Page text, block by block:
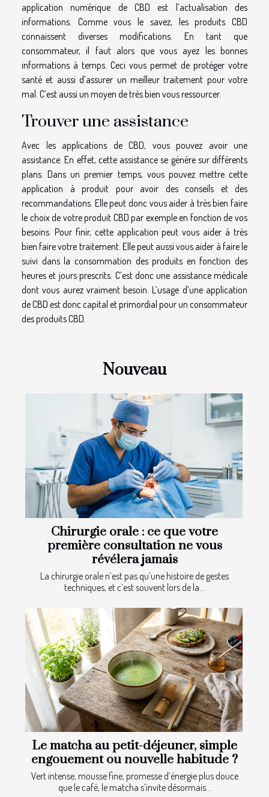
application numérique de CBD est l’actualisation des
informations. Comme vous le savez, les produits CBD
connaissent diverses modifications. En tant que
consommateur, il faut alors que vous ayez les bonnes
informations à temps. Ceci vous permet de protéger votre
santé et aussi d’assurer un meilleur traitement pour votre
mal. C’est aussi un moyen de très bien vous ressourcer.
Trouver une assistance
Avec les applications de CBD, vous pouvez avoir une
assistance. En effet, cette assistance se génère sur différents
plans. Dans un premier temps, vous pouvez mettre cette
application à produit pour avoir des conseils et des
recommandations. Elle peut donc vous aider à très bien faire
le choix de votre produit CBD par exemple en fonction de vos
besoins. Pour finir, cette application peut vous aider à très
bien faire votre traitement. Elle peut aussi vous aider à faire le
suivi dans la consommation des produits en fonction des
heures et jours prescrits. C’est donc une assistance médicale
dont vous aurez vraiment besoin. L’usage d’une application
de CBD est donc capital et primordial pour un consommateur
des produits CBD.
Nouveau
Chirurgie orale : ce que votre
première consultation ne vous
révélera jamais
La chirurgie orale n’est pas qu’une histoire de gestes
techniques, et c’est souvent lors de la...
Le matcha au petit-déjeuner, simple
engouement ou nouvelle habitude ?
Vert intense, mousse fine, promesse d’énergie plus douce
que le café, le matcha s’invite désormais...